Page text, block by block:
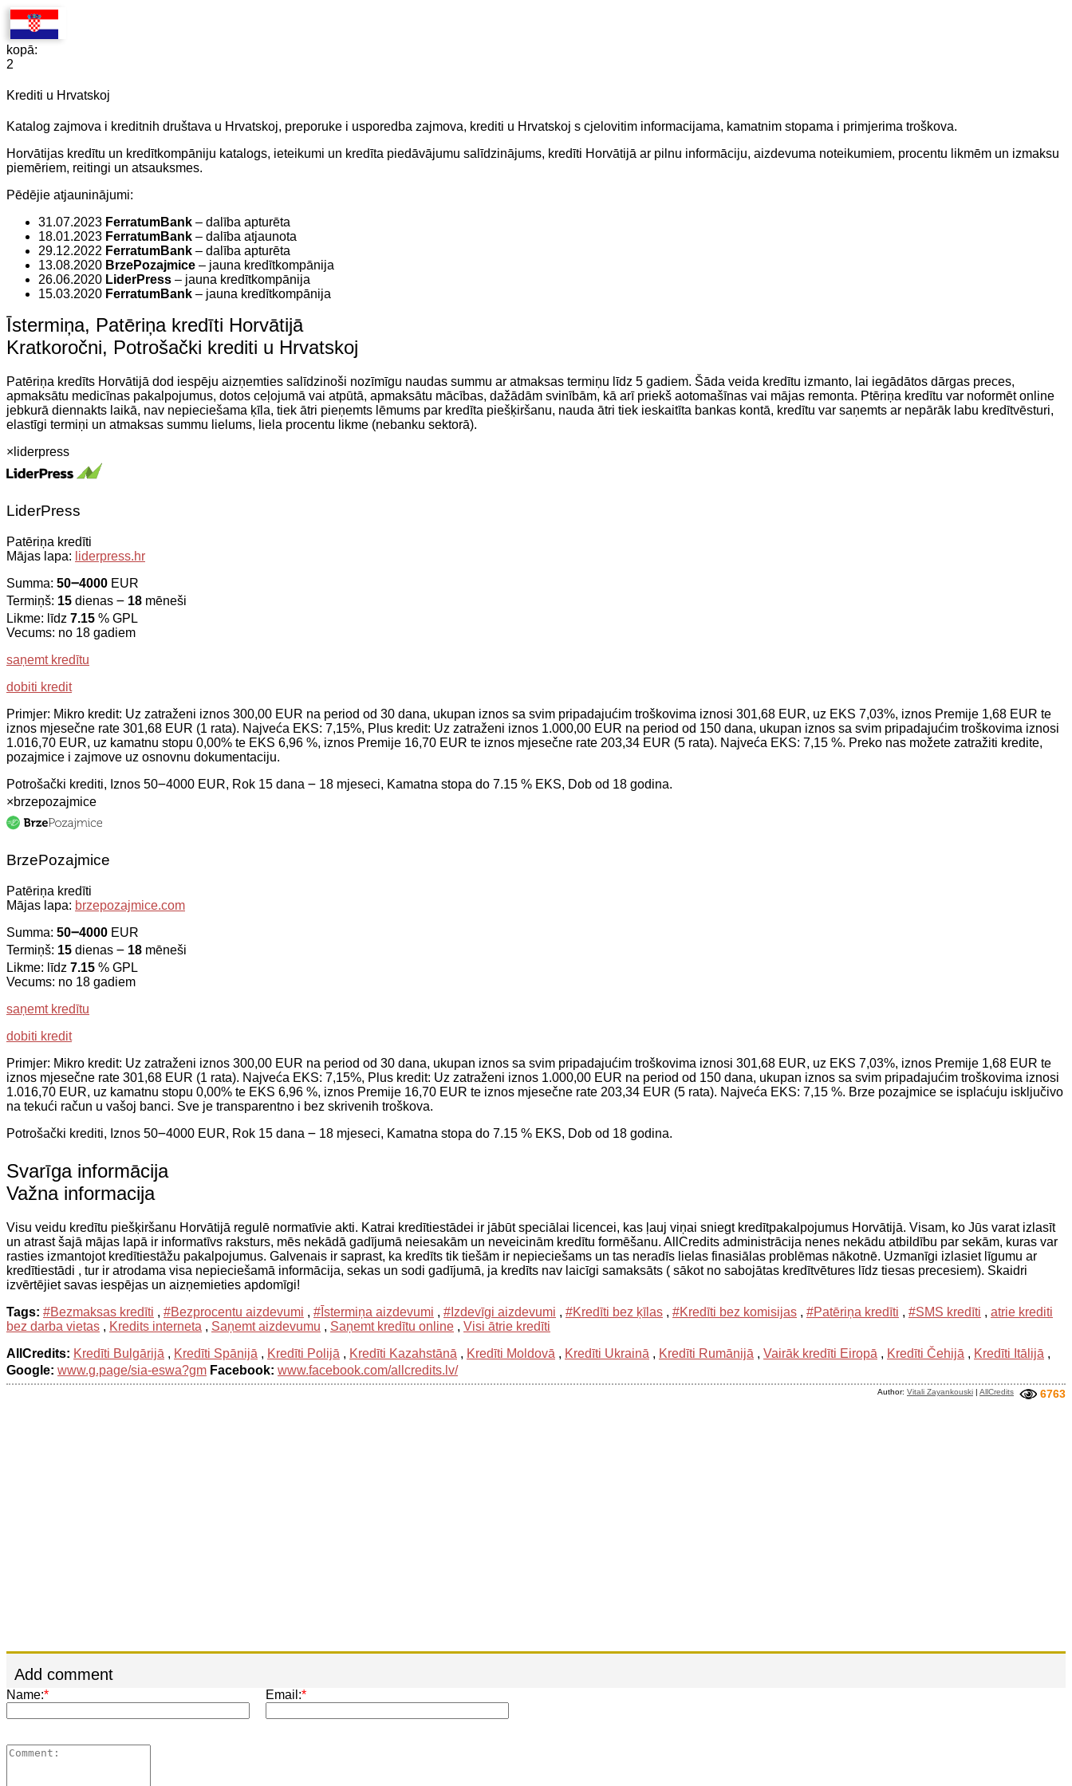
kopā:
2
Krediti u Hrvatskoj
Katalog zajmova i kreditnih društava u Hrvatskoj, preporuke i usporedba zajmova, krediti u Hrvatskoj s cjelovitim informacijama, kamatnim stopama i primjerima troškova.
Horvātijas kredītu un kredītkompāniju katalogs, ieteikumi un kredīta piedāvājumu salīdzinājums, kredīti Horvātijā ar pilnu informāciju, aizdevuma noteikumiem, procentu likmēm un izmaksu
piemēriem, reitingi un atsauksmes.
Pēdējie atjauninājumi:
31.07.2023 FerratumBank – dalība apturēta
18.01.2023 FerratumBank – dalība atjaunota
29.12.2022 FerratumBank – dalība apturēta
13.08.2020 BrzePozajmice – jauna kredītkompānija
26.06.2020 LiderPress – jauna kredītkompānija
15.03.2020 FerratumBank – jauna kredītkompānija
Īstermiņa, Patēriņa kredīti Horvātijā
Kratkoročni, Potrošački krediti u Hrvatskoj
Patēriņa kredīts Horvātijā dod iespēju aizņemties salīdzinoši nozīmīgu naudas summu ar atmaksas termiņu līdz 5 gadiem. Šāda veida kredītu izmanto, lai iegādātos dārgas preces,
apmaksātu medicīnas pakalpojumus, dotos ceļojumā vai atpūtā, apmaksātu mācības, dažādām svinībām, kā arī priekš aotomašīnas vai mājas remonta. Ptēriņa kredītu var noformēt online
jebkurā diennakts laikā, nav nepieciešama ķīla, tiek ātri pieņemts lēmums par kredīta piešķiršanu, nauda ātri tiek ieskaitīta bankas kontā, kredītu var saņemts ar nepārāk labu kredītvēsturi,
elastīgi termiņi un atmaksas summu lielums, liela procentu likme (nebanku sektorā).
× liderpress
LiderPress
Patēriņa kredīti
Mājas lapa: liderpress.hr
Summa: 50౼4000 EUR
Termiņš: 15 dienas ౼ 18 mēneši
Likme: līdz 7.15 % GPL
Vecums: no 18 gadiem
saņemt kredītu
dobiti kredit
Primjer: Mikro kredit: Uz zatraženi iznos 300,00 EUR na period od 30 dana, ukupan iznos sa svim pripadajućim troškovima iznosi 301,68 EUR, uz EKS 7,03%, iznos Premije 1,68 EUR te
iznos mjesečne rate 301,68 EUR (1 rata). Najveća EKS: 7,15%, Plus kredit: Uz zatraženi iznos 1.000,00 EUR na period od 150 dana, ukupan iznos sa svim pripadajućim troškovima iznosi
1.016,70 EUR, uz kamatnu stopu 0,00% te EKS 6,96 %, iznos Premije 16,70 EUR te iznos mjesečne rate 203,34 EUR (5 rata). Najveća EKS: 7,15 %. Preko nas možete zatražiti kredite,
pozajmice i zajmove uz osnovnu dokumentaciju.
Potrošački krediti, Iznos 50౼4000 EUR, Rok 15 dana ౼ 18 mjeseci, Kamatna stopa do 7.15 % EKS, Dob od 18 godina.
×brzepozajmice
BrzePozajmice
Patēriņa kredīti
Mājas lapa: brzepozajmice.com
Summa: 50౼4000 EUR
Termiņš: 15 dienas ౼ 18 mēneši
Likme: līdz 7.15 % GPL
Vecums: no 18 gadiem
saņemt kredītu
dobiti kredit
Primjer: Mikro kredit: Uz zatraženi iznos 300,00 EUR na period od 30 dana, ukupan iznos sa svim pripadajućim troškovima iznosi 301,68 EUR, uz EKS 7,03%, iznos Premije 1,68 EUR te
iznos mjesečne rate 301,68 EUR (1 rata). Najveća EKS: 7,15%, Plus kredit: Uz zatraženi iznos 1.000,00 EUR na period od 150 dana, ukupan iznos sa svim pripadajućim troškovima iznosi
1.016,70 EUR, uz kamatnu stopu 0,00% te EKS 6,96 %, iznos Premije 16,70 EUR te iznos mjesečne rate 203,34 EUR (5 rata). Najveća EKS: 7,15 %. Brze pozajmice se isplaćuju isključivo
na tekući račun u vašoj banci. Sve je transparentno i bez skrivenih troškova.
Potrošački krediti, Iznos 50౼4000 EUR, Rok 15 dana ౼ 18 mjeseci, Kamatna stopa do 7.15 % EKS, Dob od 18 godina.
Svarīga informācija
Važna informacija
Visu veidu kredītu piešķiršanu Horvātijā regulē normatīvie akti. Katrai kredītiestādei ir jābūt speciālai licencei, kas ļauj viņai sniegt kredītpakalpojumus Horvātijā. Visam, ko Jūs varat izlasīt
un atrast šajā mājas lapā ir informatīvs raksturs, mēs nekādā gadījumā neiesakām un neveicinām kredītu formēšanu. AllCredits administrācija nenes nekādu atbildību par sekām, kuras var
rasties izmantojot kredītiestāžu pakalpojumus. Galvenais ir saprast, ka kredīts tik tiešām ir nepieciešams un tas neradīs lielas finasiālas problēmas nākotnē. Uzmanīgi izlasiet līgumu ar
kredītiestādi , tur ir atrodama visa nepieciešamā informācija, sekas un sodi gadījumā, ja kredīts nav laicīgi samaksāts ( sākot no sabojātas kredītvētures līdz tiesas precesiem). Skaidri
izvērtējiet savas iespējas un aizņemieties apdomīgi!
Tags: #Bezmaksas kredīti , #Bezprocentu aizdevumi , #Īstermiņa aizdevumi , #Izdevīgi aizdevumi , #Kredīti bez ķīlas , #Kredīti bez komisijas , #Patēriņa kredīti , #SMS kredīti , atrie krediti
bez darba vietas , Kredits interneta , Saņemt aizdevumu , Saņemt kredītu online , Visi ātrie kredīti
AllCredits: Kredīti Bulgārijā , Kredīti Spānijā , Kredīti Polijā , Kredīti Kazahstānā , Kredīti Moldovā , Kredīti Ukrainā , Kredīti Rumānijā , Vairāk kredīti Eiropā , Kredīti Čehijā , Kredīti Itālijā ,
Google: www.g.page/sia-eswa?gm Facebook: www.facebook.com/allcredits.lv/
6763
Author: Vitali Zayankouski | AllCredits
Add comment
Name:* Email:*